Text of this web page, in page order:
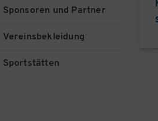
Sponsoren und Partner
Vereinsbekleidung
Sportstätten